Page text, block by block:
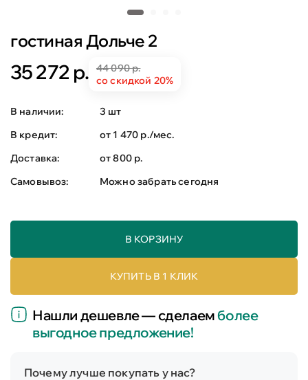
гостиная Дольче 2
35 272 р.
44 090 р.
со скидкой 20%
В наличии:
3 шт
В кредит:
от 1 470 р./мес.
Доставка:
от 800 р.
Самовывоз:
Можно забрать сегодня
В КОРЗИНУ
КУПИТЬ В 1 КЛИК
Нашли дешевле — сделаемболее
выгодное предложение!
Почему лучше покупать у нас?